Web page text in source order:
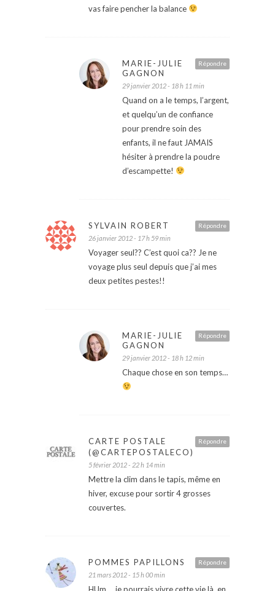
vas faire pencher la balance
Répondre
MARIE-JULIE
GAGNON
29 janvier 2012 - 18 h 11 min
Quand on a le temps, l’argent,
et quelqu’un de confiance
pour prendre soin des
enfants, il ne faut JAMAIS
hésiter à prendre la poudre
d’escampette!
Répondre
SYLVAIN ROBERT
26 janvier 2012 - 17 h 59 min
Voyager seul?? C’est quoi ca?? Je ne
voyage plus seul depuis que j’ai mes
deux petites pestes!!
Répondre
MARIE-JULIE
GAGNON
29 janvier 2012 - 18 h 12 min
Chaque chose en son temps…
Répondre
CARTE POSTALE
(@CARTEPOSTALECO)
5 février 2012 - 22 h 14 min
Mettre la clim dans le tapis, même en
hiver, excuse pour sortir 4 grosses
couvertes.
Répondre
POMMES PAPILLONS
21 mars 2012 - 15 h 00 min